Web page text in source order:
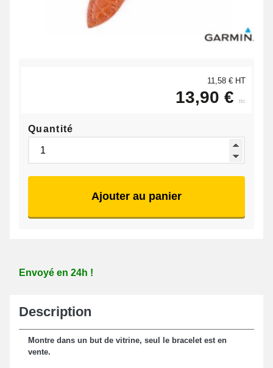
11,58 € HT
13,90 € ttc
Quantité
Ajouter au panier
Envoyé en 24h !
Description
Montre dans un but de vitrine, seul le bracelet est en
vente.